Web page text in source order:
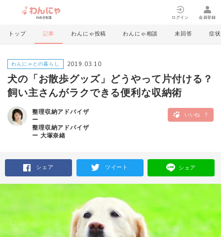
ログイン 会員登録
トップ 記事 わんにゃ投稿 わんにゃ相談 未回答 症状
わんにゃとの暮らし 2019.03.10
犬の「お散歩グッズ」どうやって片付ける？
飼い主さんがラクできる便利な収納術
整理収納アドバイザ
ー
整理収納アドバイザ
ー 大塚奈緒
いいね 7
シェア ツイート シェア